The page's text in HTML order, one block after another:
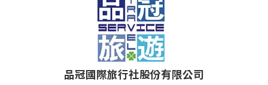
品冠國際旅行社股份有限公司